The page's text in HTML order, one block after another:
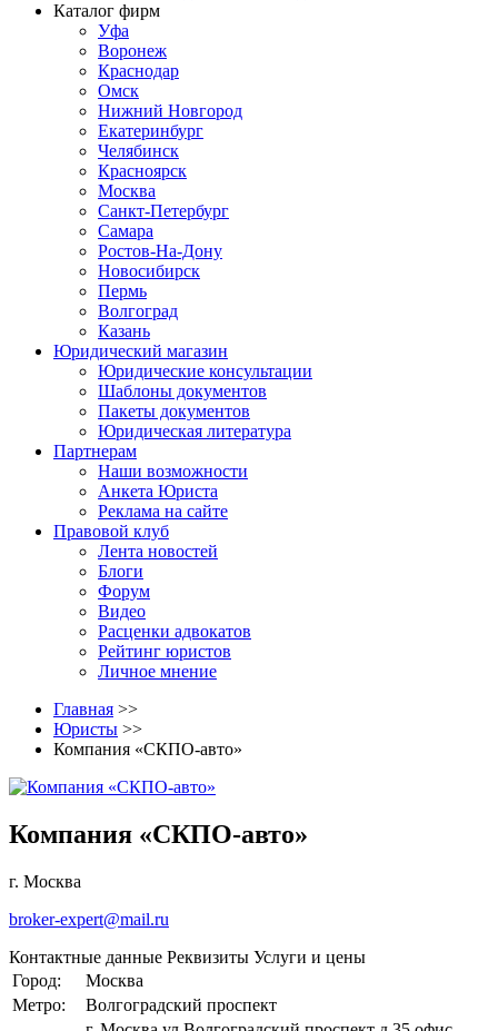
Каталог фирм
Уфа
Воронеж
Краснодар
Омск
Нижний Новгород
Екатеринбург
Челябинск
Красноярск
Москва
Санкт-Петербург
Самара
Ростов-На-Дону
Новосибирск
Пермь
Волгоград
Казань
Юридический магазин
Юридические консультации
Шаблоны документов
Пакеты документов
Юридическая литература
Партнерам
Наши возможности
Анкета Юриста
Реклама на сайте
Правовой клуб
Лента новостей
Блоги
Форум
Видео
Расценки адвокатов
Рейтинг юристов
Личное мнение
Главная >>
Юристы >>
Компания «СКПО-авто»
Компания «СКПО-авто»
г. Москва
broker-expert@mail.ru
Контактные данные Реквизиты Услуги и цены
Город:
Москва
Метро:
Волгоградский проспект